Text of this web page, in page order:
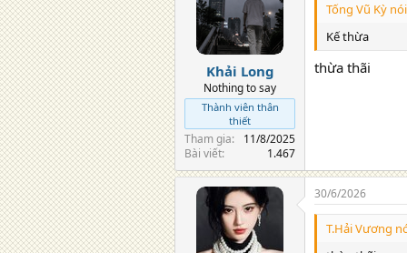
Khải Long
Nothing to say
Thành viên thân
thiết
Tham gia
11/8/2025
Bài viết
1.467
Tống Vũ Kỳ
Kế thừa
thừa thãi
30/6/2026
T.Hải Vương